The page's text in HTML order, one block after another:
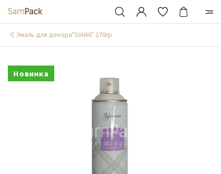
Эмаль для декора"SIANA" 270гр
Новинка